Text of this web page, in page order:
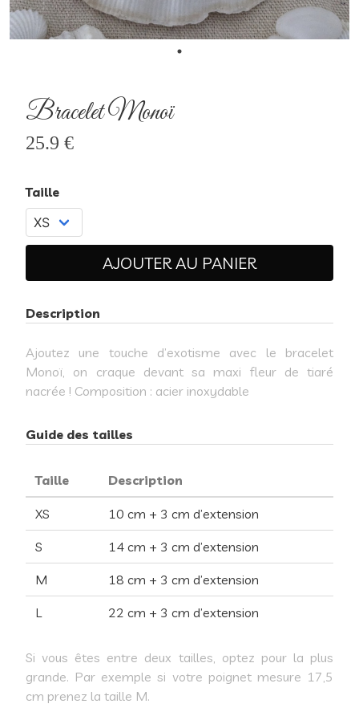
Bracelet Monoï
25.9 €
Taille
AJOUTER AU PANIER
Description
Ajoutez une touche d’exotisme avec le bracelet
Monoï, on craque devant sa maxi fleur de tiaré
nacrée ! Composition : acier inoxydable
Guide des tailles
Taille Description
XS 10 cm + 3 cm d’extension
S 14 cm + 3 cm d’extension
M 18 cm + 3 cm d’extension
L 22 cm + 3 cm d’extension
Si vous êtes entre deux tailles, optez pour la plus
grande. Par exemple si votre poignet mesure 17,5
cm prenez la taille M.